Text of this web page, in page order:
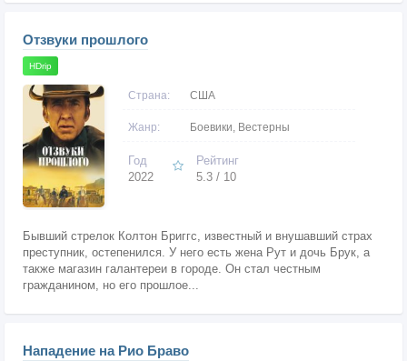
Отзвуки прошлого
HDrip
Страна: США
Жанр: Боевики, Вестерны
Год
2022
Рейтинг
5.3 / 10
Бывший стрелок Колтон Бриггс, известный и внушавший страх
преступник, остепенился. У него есть жена Рут и дочь Брук, а
также магазин галантереи в городе. Он стал честным
гражданином, но его прошлое...
Нападение на Рио Браво